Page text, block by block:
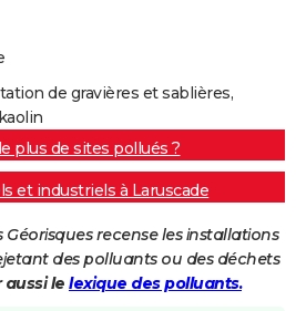
de gravières et sablières,
plus de sites pollués ?
et industriels à Laruscade
recense les installations
des polluants ou des déchets
aussi le lexique des polluants.